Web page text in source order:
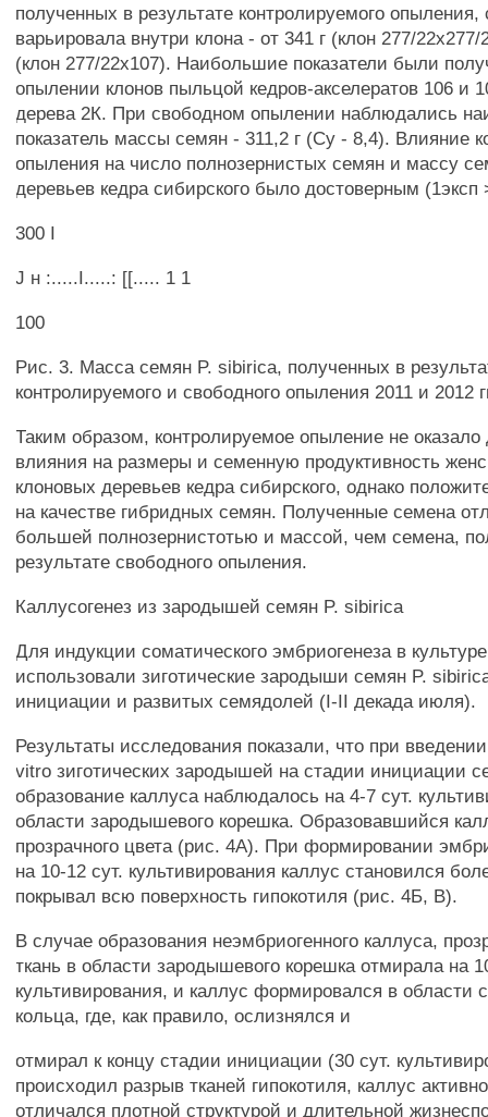
полученных в результате контролируемого опыления,
варьировала внутри клона - от 341 г (клон 277/22x277/
(клон 277/22x107). Наибольшие показатели были
опылении клонов пыльцой кедров-акселератов 106 и
дерева 2К. При свободном опылении наблюдались
показатель массы семян - 311,2 г (Су - 8,4). Влияние
опыления на число полнозернистых семян и массу
деревьев кедра сибирского было достоверным (1эксп
300 I
J н :.....I.....: [[..... 1 1
100
Рис. 3. Масса семян P. sibirica, полученных в
контролируемого и свободного опыления 2011 и 2012
Таким образом, контролируемое опыление не оказало
влияния на размеры и семенную продуктивность
клоновых деревьев кедра сибирского, однако
на качестве гибридных семян. Полученные семена
большей полнозернистотью и массой, чем семена,
результате свободного опыления.
Каллусогенез из зародышей семян P. sibirica
Для индукции соматического эмбриогенеза в
использовали зиготические зародыши семян P.
инициации и развитых семядолей (I-II декада июля).
Результаты исследования показали, что при
vitro зиготических зародышей на стадии инициации
образование каллуса наблюдалось на 4-7 сут.
области зародышевого корешка. Образовавшийся
прозрачного цвета (рис. 4А). При формировании
на 10-12 сут. культивирования каллус становился
покрывал всю поверхность гипокотиля (рис. 4Б, В).
В случае образования неэмбриогенного каллуса,
ткань в области зародышевого корешка отмирала на
культивирования, и каллус формировался в области
кольца, где, как правило, ослизнялся и
отмирал к концу стадии инициации (30 сут.
происходил разрыв тканей гипокотиля, каллус
отличался плотной структурой и длительной